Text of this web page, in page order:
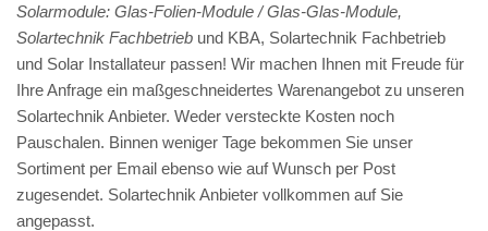
Solarmodule: Glas-Folien-Module / Glas-Glas-Module,
Solartechnik Fachbetrieb und KBA, Solartechnik Fachbetrieb
und Solar Installateur passen! Wir machen Ihnen mit Freude für
Ihre Anfrage ein maßgeschneidertes Warenangebot zu unseren
Solartechnik Anbieter. Weder versteckte Kosten noch
Pauschalen. Binnen weniger Tage bekommen Sie unser
Sortiment per Email ebenso wie auf Wunsch per Post
zugesendet. Solartechnik Anbieter vollkommen auf Sie
angepasst.